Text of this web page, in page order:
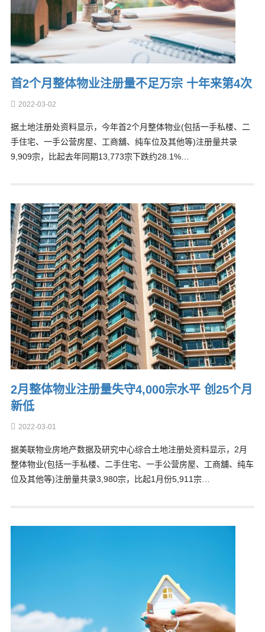
首2个月整体物业注册量不足万宗 十年来第4次
2022-03-02
据土地注册处资料显示，今年首2个月整体物业(包括一手私楼、二
手住宅、一手公营房屋、工商舖、纯车位及其他等)注册量共录
9,909宗，比起去年同期13,773宗下跌约28.1%…
2月整体物业注册量失守4,000宗水平 创25个月
新低
2022-03-01
据美联物业房地产数据及研究中心综合土地注册处资料显示，2月
整体物业(包括一手私楼、二手住宅、一手公营房屋、工商舖、纯车
位及其他等)注册量共录3,980宗，比起1月份5,911宗…